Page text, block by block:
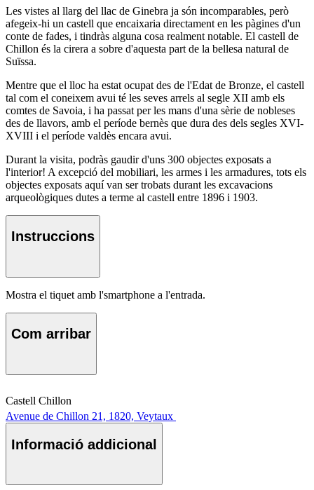
Les vistes al llarg del llac de Ginebra ja són incomparables, però
afegeix-hi un castell que encaixaria directament en les pàgines d'un
conte de fades, i tindràs alguna cosa realment notable. El castell de
Chillon és la cirera a sobre d'aquesta part de la bellesa natural de
Suïssa.
Mentre que el lloc ha estat ocupat des de l'Edat de Bronze, el castell
tal com el coneixem avui té les seves arrels al segle XII amb els
comtes de Savoia, i ha passat per les mans d'una sèrie de nobleses
des de llavors, amb el període bernès que dura des dels segles XVI-
XVIII i el període valdès encara avui.
Durant la visita, podràs gaudir d'uns 300 objectes exposats a
l'interior! A excepció del mobiliari, les armes i les armadures, tots els
objectes exposats aquí van ser trobats durant les excavacions
arqueològiques dutes a terme al castell entre 1896 i 1903.
Instruccions
Mostra el tiquet amb l'smartphone a l'entrada.
Com arribar
Castell Chillon
Avenue de Chillon 21, 1820, Veytaux
Informació addicional